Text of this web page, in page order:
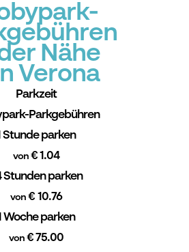
Nähe
Verona
Parkzeit
Parkgebühren
Stunde parken
von€ 1.04
Stunden parken
von € 10.76
Woche parken
von€ 75.00